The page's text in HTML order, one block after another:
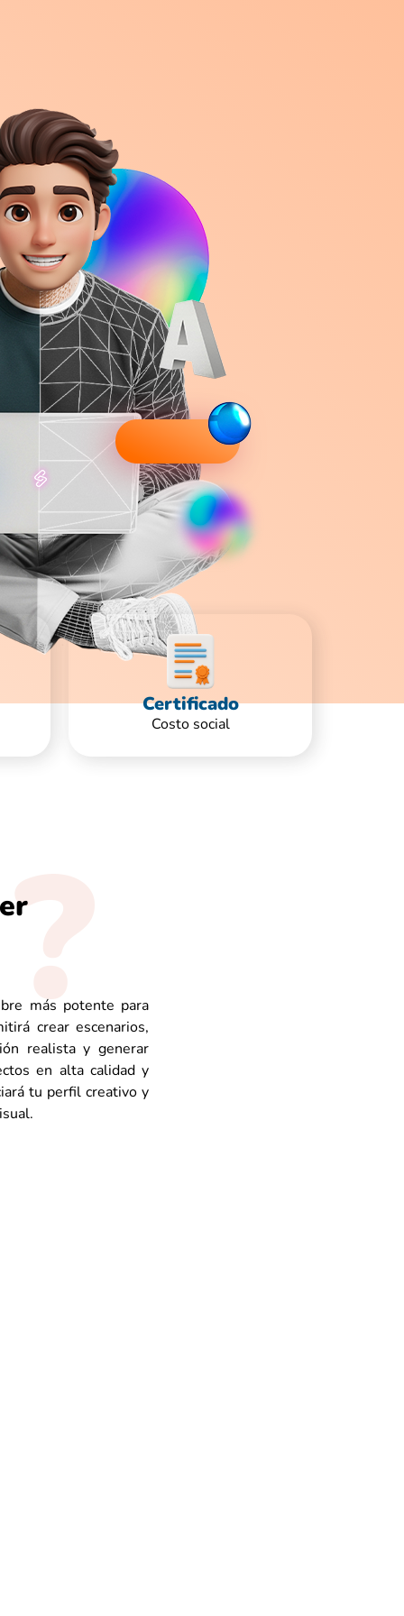
Certificado
Costo social
más potente para
crear escenarios,
realista y generar
en alta calidad y
tu perfil creativo y